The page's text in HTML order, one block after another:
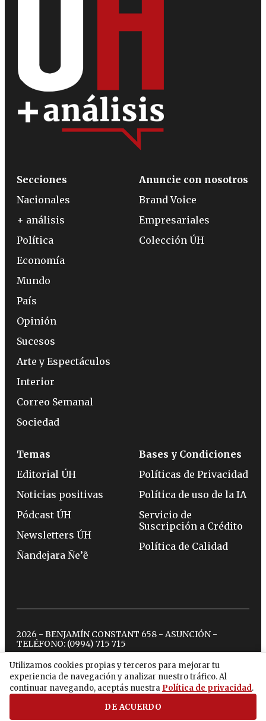
Utilizamos cookies propias y terceros para mejorar tu
experiencia de navegación y analizar nuestro tráfico. Al
continuar navegando, aceptás nuestra Política de privacidad.
DE ACUERDO
Secciones
Nacionales
+ análisis
Política
Economía
Mundo
País
Opinión
Sucesos
Arte y Espectáculos
Interior
Correo Semanal
Sociedad
Anuncie con nosotros
Brand Voice
Empresariales
Colección ÚH
Temas
Editorial ÚH
Noticias positivas
Pódcast ÚH
Newsletters ÚH
Ñandejara Ñe’ẽ
Bases y Condiciones
Políticas de Privacidad
Política de uso de la IA
Servicio de
Suscripción a Crédito
Política de Calidad
2026 - BENJAMÍN CONSTANT 658 - ASUNCIÓN -
TELÉFONO: (0994) 715 715
twitterinstagram
facebook
tiktokyoutubespotify